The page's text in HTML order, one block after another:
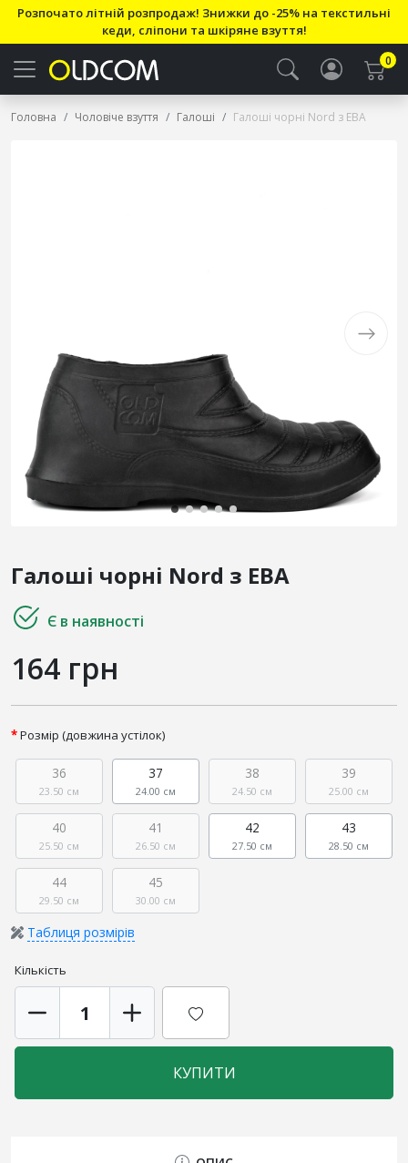
Розпочато літній розпродаж! Знижки до -25% на текстильні
кеди, сліпони та шкіряне взуття!
0
Головна Чоловіче взуття Галоші Галоші чорні Nord з ЕВА
Галоші чорні Nord з ЕВА
Є в наявності
164 грн
Розмір (довжина устілок)
36
23.50 см
37
24.00 см
38
24.50 см
39
25.00 см
40
25.50 см
41
26.50 см
42
27.50 см
43
28.50 см
44
29.50 см
45
30.00 см
Таблиця розмірів
Кількість
КУПИТИ